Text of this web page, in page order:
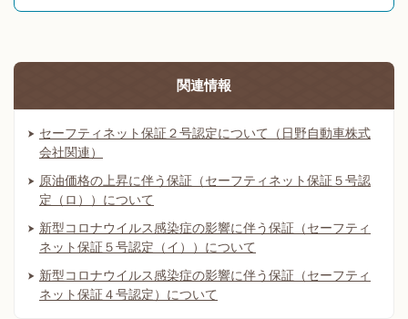
関連情報
セーフティネット保証２号認定について（日野自動車株式
会社関連）
原油価格の上昇に伴う保証（セーフティネット保証５号認
定（ロ））について
新型コロナウイルス感染症の影響に伴う保証（セーフティ
ネット保証５号認定（イ））について
新型コロナウイルス感染症の影響に伴う保証（セーフティ
ネット保証４号認定）について